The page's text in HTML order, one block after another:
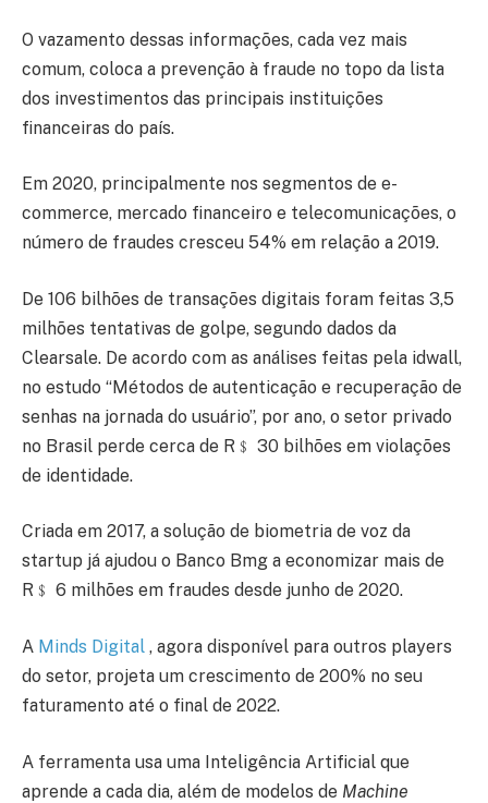
O vazamento dessas informações, cada vez mais
comum, coloca a prevenção à fraude no topo da lista
dos investimentos das principais instituições
financeiras do país.
Em 2020, principalmente nos segmentos de e-
commerce, mercado financeiro e telecomunicações, o
número de fraudes cresceu 54% em relação a 2019.
De 106 bilhões de transações digitais foram feitas 3,5
milhões tentativas de golpe, segundo dados da
Clearsale. De acordo com as análises feitas pela idwall,
no estudo “Métodos de autenticação e recuperação de
senhas na jornada do usuário”, por ano, o setor privado
no Brasil perde cerca de R﹩ 30 bilhões em violações
de identidade.
Criada em 2017, a solução de biometria de voz da
startup já ajudou o Banco Bmg a economizar mais de
R﹩ 6 milhões em fraudes desde junho de 2020.
A Minds Digital , agora disponível para outros players
do setor, projeta um crescimento de 200% no seu
faturamento até o final de 2022.
A ferramenta usa uma Inteligência Artificial que
aprende a cada dia, além de modelos de Machine